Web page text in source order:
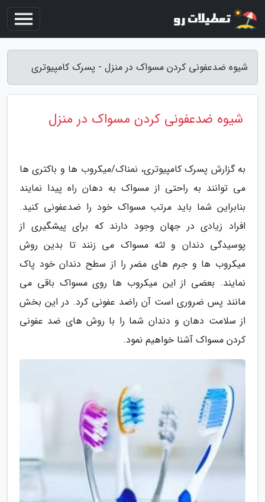
شیوه ضدعفونی کردن مسواک در منزل - پسرک کامپیوتری
شیوه ضدعفونی کردن مسواک در منزل
به گزارش پسرک کامپیوتری، نمناک/میکروب ها و باکتری ها
می توانند به راحتی از مسواک به دهان راه پیدا نمایند
بنابراین شما باید مرتب مسواک خود را ضدعفونی کنید.
افراد زیادی در جهان وجود دارند که برای پیشگیری از
پوسیدگی دندان و لثه مسواک می زنند تا بدین روش
میکروب ها و جرم های مضر را از سطح دندان خود پاک
نمایند. بعضی از این میکروب ها روی مسواک باقی می
مانند پس ضروری است آن راضد عفونی کرد. در این بخش
از سلامت دهان و دندان شما را با روش های ضد عفونی
کردن مسواک آشنا خواهیم نمود.